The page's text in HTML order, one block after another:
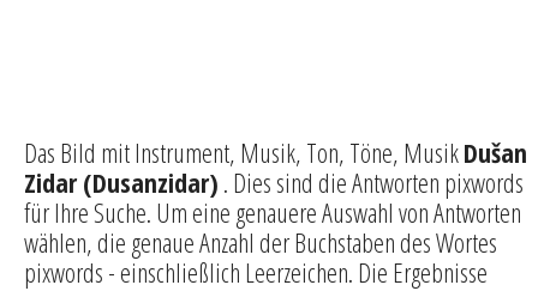
Das Bild mit Instrument, Musik, Ton, Töne, MusikDušan
Zidar (Dusanzidar) . Dies sind die Antworten pixwords
für Ihre Suche. Um eine genauere Auswahl von Antworten
wählen, die genaue Anzahl der Buchstaben des Wortes
pixwords - einschließlich Leerzeichen. Die Ergebnisse